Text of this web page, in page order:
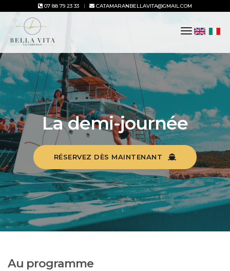
07 88 79 23 33 CATAMARANBELLAVITA@GMAIL.COM
toggle
La demi-journée
RÉSERVEZ DÈS MAINTENANT
Au programme